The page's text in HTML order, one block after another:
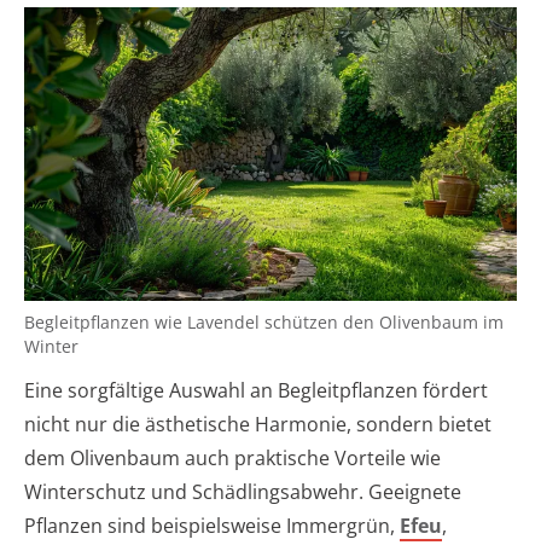
Begleitpflanzen wie Lavendel schützen den Olivenbaum im
Winter
Eine sorgfältige Auswahl an Begleitpflanzen fördert
nicht nur die ästhetische Harmonie, sondern bietet
dem Olivenbaum auch praktische Vorteile wie
Winterschutz und Schädlingsabwehr. Geeignete
Pflanzen sind beispielsweise Immergrün, Efeu,